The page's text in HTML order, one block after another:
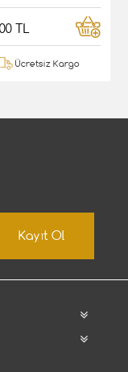
TL
Ücretsiz Kargo
Kayıt Ol